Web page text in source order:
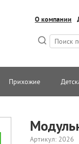
О компании
Прихожие
Артикул: 2026